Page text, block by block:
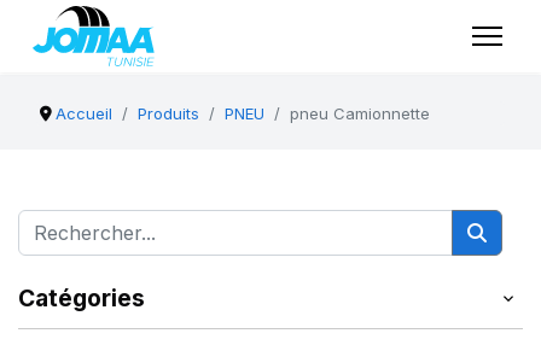
Accueil Produits PNEU pneu Camionnette
Catégories